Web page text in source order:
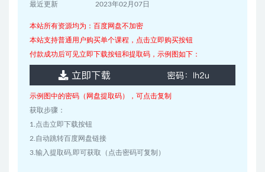
最近更新 2023年02月07日
本站所有资源均为：百度网盘不加密
本站支持普通用户购买单个课程，点击立即购买按钮
付款成功后可见立即下载按钮和提取码，示例图如下：
示例图中的密码（网盘提取码），可点击复制
获取步骤：
1.点击立即下载按钮
2.自动跳转百度网盘链接
3.输入提取码,即可获取（点击密码可复制）